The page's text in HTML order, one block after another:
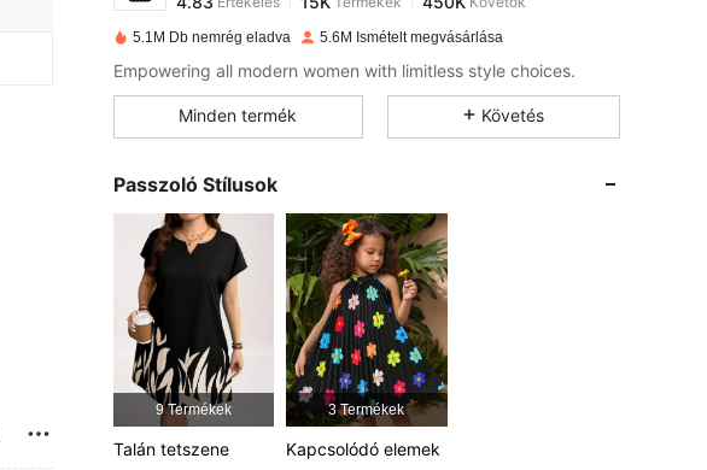
4.83
15K 450K
4.83 15K 450K
4.83 15K 450K
5.1M Db nemrég eladva 5.6M Ismételt megvásárlása
Empowering all modern women with limitless style choices.
Minden termék Követés
Passzoló Stílusok
9 Termékek
Talán tetszene
3 Termékek
Kapcsolódó elemek